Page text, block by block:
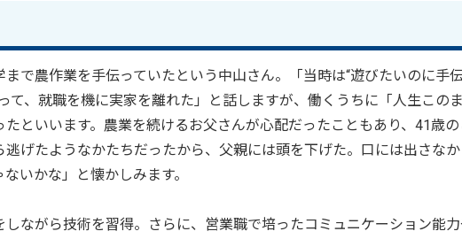
で農作業を手伝っていたという中山さん。「当時は“遊びたいのに手
て、就職を機に実家を離れた」と話しますが、働くうちに「人生この
といいます。農業を続けるお父さんが心配だったこともあり、41歳の
げたようなかたちだったから、父親には頭を下げた。口には出さなか
いかな」と懐かしみます。
ながら技術を習得。さらに、営業職で培ったコミュニケーション能力